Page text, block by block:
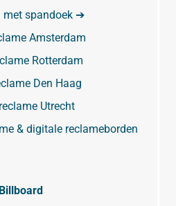
met spandoek ➔
Amsterdam
Rotterdam
Den Haag
Utrecht
& digitale reclameborden
Billboard